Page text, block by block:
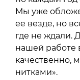
Мы уже
ее везде, но
где не ждали.
нашей работе
качественно,
нитками».